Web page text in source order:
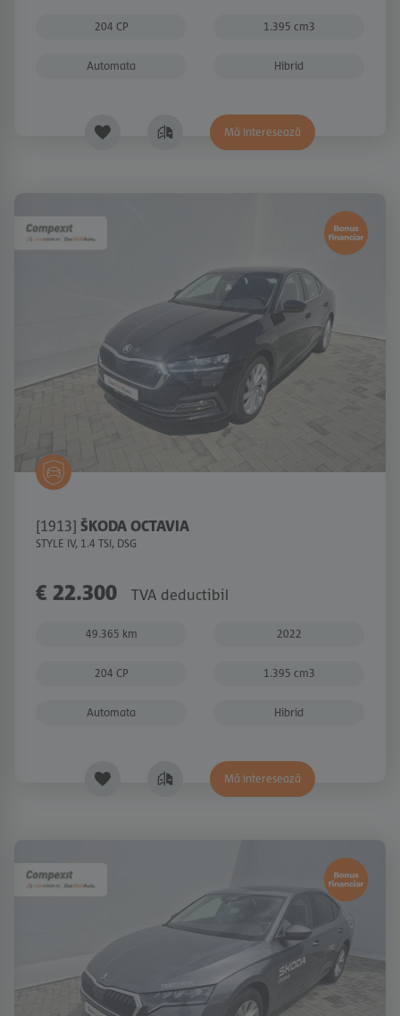
204 CP 1.395 cm3
Automata Hibrid
Mă interesează
[1913] ŠKODA OCTAVIA
STYLE IV, 1.4 TSI, DSG
€ 22.300 TVA deductibil
49.365 km 2022
204 CP 1.395 cm3
Automata Hibrid
Mă interesează